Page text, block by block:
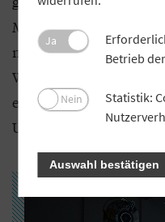
Maschine zu reden.
nur einem Rechner zu
Wertschätzung
einer Frage oder
Unternehmen wenden.
Ja
Betrieb
Nein
Statistik:
Auswahl bestätigen